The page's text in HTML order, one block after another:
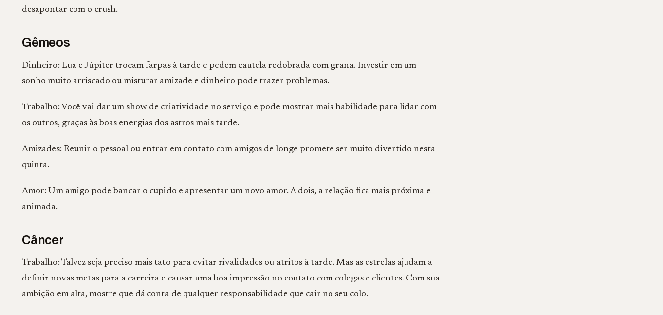
desapontar com o crush.
Gêmeos
Dinheiro: Lua e Júpiter trocam farpas à tarde e pedem cautela redobrada com grana. Investir em um
sonho muito arriscado ou misturar amizade e dinheiro pode trazer problemas.
Trabalho: Você vai dar um show de criatividade no serviço e pode mostrar mais habilidade para lidar com
os outros, graças às boas energias dos astros mais tarde.
Amizades: Reunir o pessoal ou entrar em contato com amigos de longe promete ser muito divertido nesta
quinta.
Amor: Um amigo pode bancar o cupido e apresentar um novo amor. A dois, a relação fica mais próxima e
animada.
Câncer
Trabalho: Talvez seja preciso mais tato para evitar rivalidades ou atritos à tarde. Mas as estrelas ajudam a
definir novas metas para a carreira e causar uma boa impressão no contato com colegas e clientes. Com sua
ambição em alta, mostre que dá conta de qualquer responsabilidade que cair no seu colo.